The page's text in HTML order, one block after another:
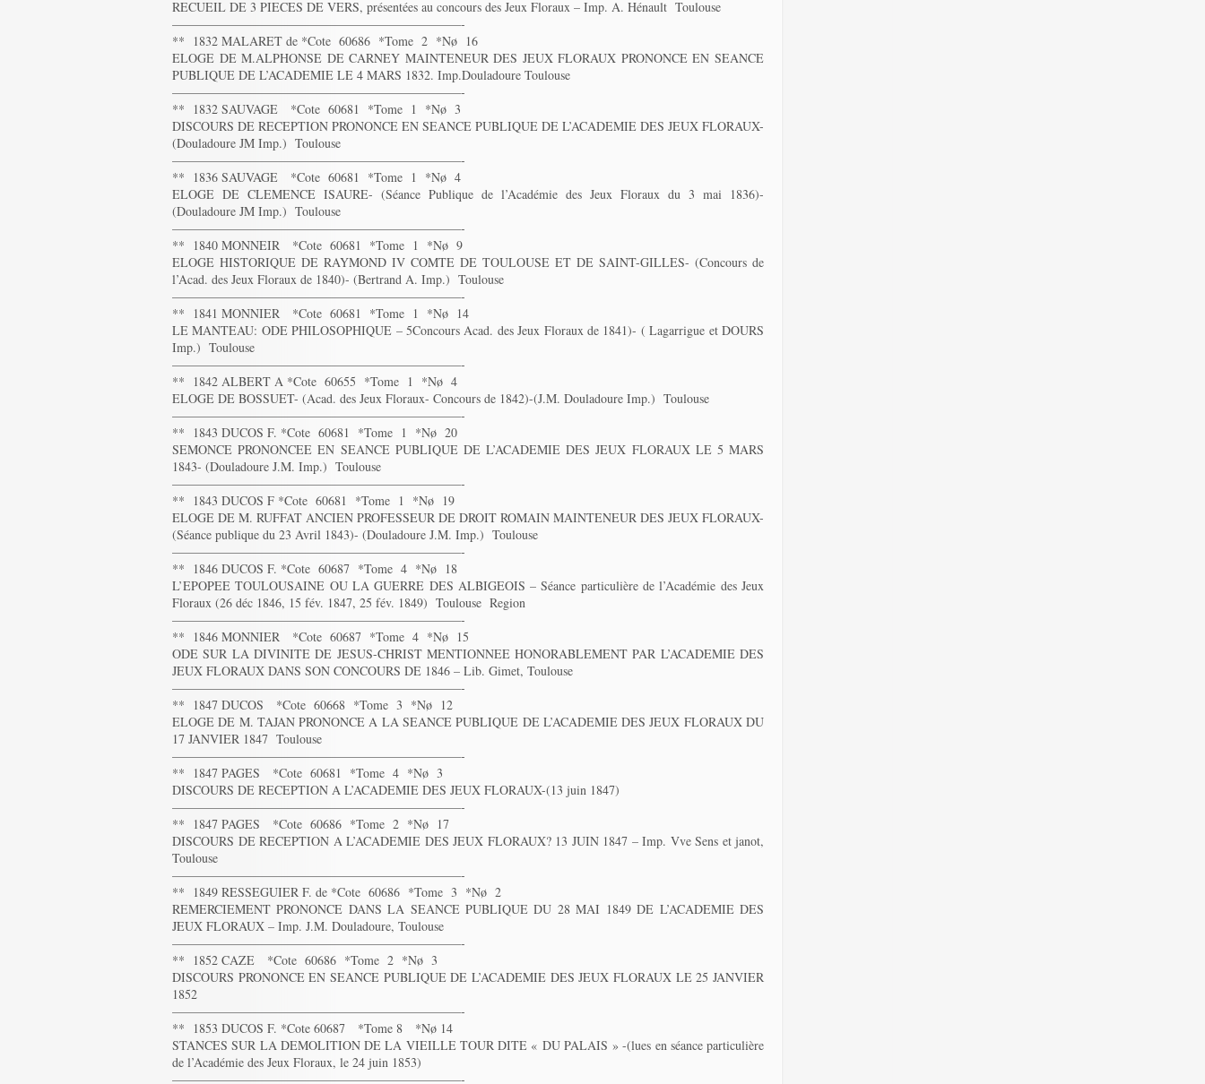
RECUEIL DE 3 PIECES DE VERS, présentées au concours des Jeux Floraux – Imp. A. Hénault Toulouse
———————————————————————-
** 1832 MALARET de *Cote 60686 *Tome 2 *Nø 16
ELOGE DE M.ALPHONSE DE CARNEY MAINTENEUR DES JEUX FLORAUX PRONONCE EN SEANCE
PUBLIQUE DE L’ACADEMIE LE 4 MARS 1832. Imp.Douladoure Toulouse
———————————————————————-
** 1832 SAUVAGE *Cote 60681 *Tome 1 *Nø 3
DISCOURS DE RECEPTION PRONONCE EN SEANCE PUBLIQUE DE L’ACADEMIE DES JEUX FLORAUX-
(Douladoure JM Imp.) Toulouse
———————————————————————-
** 1836 SAUVAGE *Cote 60681 *Tome 1 *Nø 4
ELOGE DE CLEMENCE ISAURE- (Séance Publique de l’Académie des Jeux Floraux du 3 mai 1836)-
(Douladoure JM Imp.) Toulouse
———————————————————————-
** 1840 MONNEIR *Cote 60681 *Tome 1 *Nø 9
ELOGE HISTORIQUE DE RAYMOND IV COMTE DE TOULOUSE ET DE SAINT-GILLES- (Concours de
l’Acad. des Jeux Floraux de 1840)- (Bertrand A. Imp.) Toulouse
———————————————————————-
** 1841 MONNIER *Cote 60681 *Tome 1 *Nø 14
LE MANTEAU: ODE PHILOSOPHIQUE – 5Concours Acad. des Jeux Floraux de 1841)- ( Lagarrigue et DOURS
Imp.) Toulouse
———————————————————————-
** 1842 ALBERT A *Cote 60655 *Tome 1 *Nø 4
ELOGE DE BOSSUET- (Acad. des Jeux Floraux- Concours de 1842)-(J.M. Douladoure Imp.) Toulouse
———————————————————————-
** 1843 DUCOS F. *Cote 60681 *Tome 1 *Nø 20
SEMONCE PRONONCEE EN SEANCE PUBLIQUE DE L’ACADEMIE DES JEUX FLORAUX LE 5 MARS
1843- (Douladoure J.M. Imp.) Toulouse
———————————————————————-
** 1843 DUCOS F *Cote 60681 *Tome 1 *Nø 19
ELOGE DE M. RUFFAT ANCIEN PROFESSEUR DE DROIT ROMAIN MAINTENEUR DES JEUX FLORAUX-
(Séance publique du 23 Avril 1843)- (Douladoure J.M. Imp.) Toulouse
———————————————————————-
** 1846 DUCOS F. *Cote 60687 *Tome 4 *Nø 18
L’EPOPEE TOULOUSAINE OU LA GUERRE DES ALBIGEOIS – Séance particulière de l’Académie des Jeux
Floraux (26 déc 1846, 15 fév. 1847, 25 fév. 1849) Toulouse Region
———————————————————————-
** 1846 MONNIER *Cote 60687 *Tome 4 *Nø 15
ODE SUR LA DIVINITE DE JESUS-CHRIST MENTIONNEE HONORABLEMENT PAR L’ACADEMIE DES
JEUX FLORAUX DANS SON CONCOURS DE 1846 – Lib. Gimet, Toulouse
———————————————————————-
** 1847 DUCOS *Cote 60668 *Tome 3 *Nø 12
ELOGE DE M. TAJAN PRONONCE A LA SEANCE PUBLIQUE DE L’ACADEMIE DES JEUX FLORAUX DU
17 JANVIER 1847 Toulouse
———————————————————————-
** 1847 PAGES *Cote 60681 *Tome 4 *Nø 3
DISCOURS DE RECEPTION A L’ACADEMIE DES JEUX FLORAUX-(13 juin 1847)
———————————————————————-
** 1847 PAGES *Cote 60686 *Tome 2 *Nø 17
DISCOURS DE RECEPTION A L’ACADEMIE DES JEUX FLORAUX? 13 JUIN 1847 – Imp. Vve Sens et janot,
Toulouse
———————————————————————-
** 1849 RESSEGUIER F. de *Cote 60686 *Tome 3 *Nø 2
REMERCIEMENT PRONONCE DANS LA SEANCE PUBLIQUE DU 28 MAI 1849 DE L’ACADEMIE DES
JEUX FLORAUX – Imp. J.M. Douladoure, Toulouse
———————————————————————-
** 1852 CAZE *Cote 60686 *Tome 2 *Nø 3
DISCOURS PRONONCE EN SEANCE PUBLIQUE DE L’ACADEMIE DES JEUX FLORAUX LE 25 JANVIER
1852
———————————————————————-
** 1853 DUCOS F. *Cote 60687 *Tome 8 *Nø 14
STANCES SUR LA DEMOLITION DE LA VIEILLE TOUR DITE « DU PALAIS » -(lues en séance particulière
de l’Académie des Jeux Floraux, le 24 juin 1853)
———————————————————————-